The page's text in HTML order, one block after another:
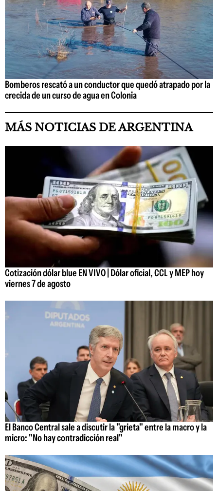
Bomberos rescató a un conductor que quedó atrapado por la
crecida de un curso de agua en Colonia
MÁS NOTICIAS DE ARGENTINA
Cotización dólar blue EN VIVO | Dólar oficial, CCL y MEP hoy
viernes 7 de agosto
El Banco Central sale a discutir la "grieta" entre la macro y la
micro: "No hay contradicción real"